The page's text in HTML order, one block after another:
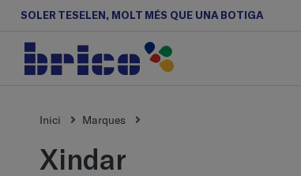
SOLER TESELEN, MOLT MÉS QUE UNA BOTIGA
Inici Marques
xindar